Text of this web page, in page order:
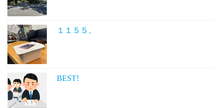
１１５５。
BEST!